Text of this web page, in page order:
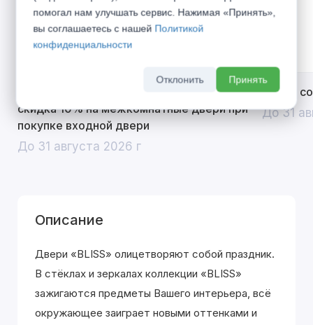
Открой двери выгоде. Дополнительная
скидка 10% на межкомнатные двери при
покупке входной двери
До 31 августа 2026 г
Divilux
До 31
Описание
Двери «BLISS» олицетворяют собой праздник.
В стёклах и зеркалах коллекции «BLISS»
зажигаются предметы Вашего интерьера, всё
окружающее заиграет новыми оттенками и
помогал нам улучшать сервис. Нажимая «Принять»,
вы соглашаетесь с нашей Политикой
конфиденциальности
Отклонить Принять